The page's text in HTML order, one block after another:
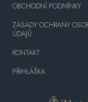
OBCHODNÍ PODMÍNKY
ZÁSADY OCHRANY
ÚDAJŮ
KONTAKT
PŘIHLÁŠKA